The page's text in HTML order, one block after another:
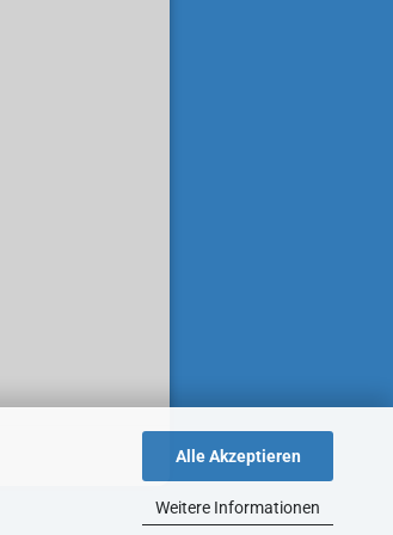
Alle Akzeptieren
Weitere Informationen